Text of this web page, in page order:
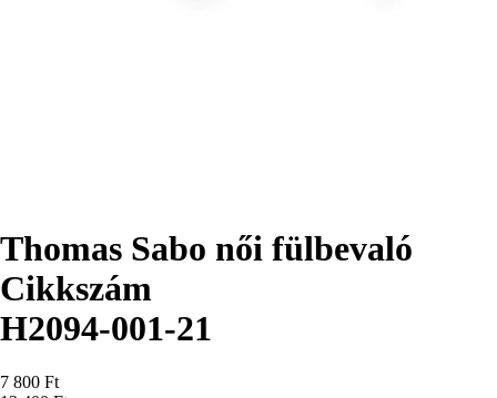
Thomas Sabo női fülbevaló
Cikkszám
H2094-001-21
Ár
7 800 Ft